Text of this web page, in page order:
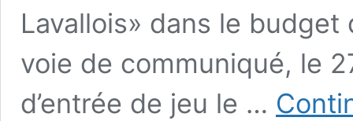
Lavallois» dans le
voie de communiqué, le
d’entrée de jeu le …